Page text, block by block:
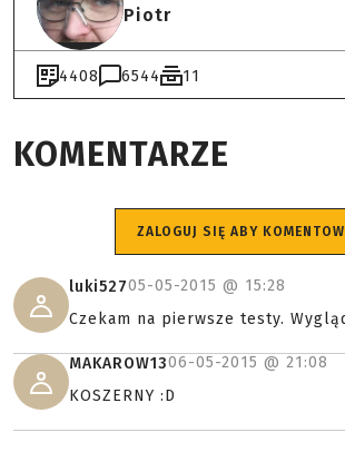
Piotr
4408 6544 11
KOMENTARZE
ZALOGUJ SIĘ ABY
luki52705-05-2015 @ 15:28
Czekam na pierwsze testy.
MAKAROW1306-05-2015 @ 21:08
KOSZERNY :D